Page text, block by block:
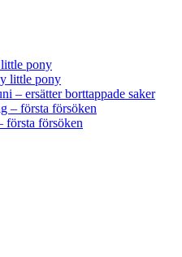
pony
little pony
– ersätter borttappade saker
– första försöken
första försöken